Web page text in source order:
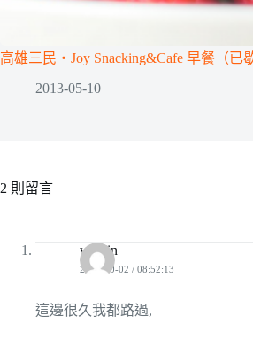
高雄三民‧Joy Snacking&Cafe 早餐（已
2013-05-10
2 則留言
waitlin
2010-10-02 / 08:52:13
這邊很久我都路過,